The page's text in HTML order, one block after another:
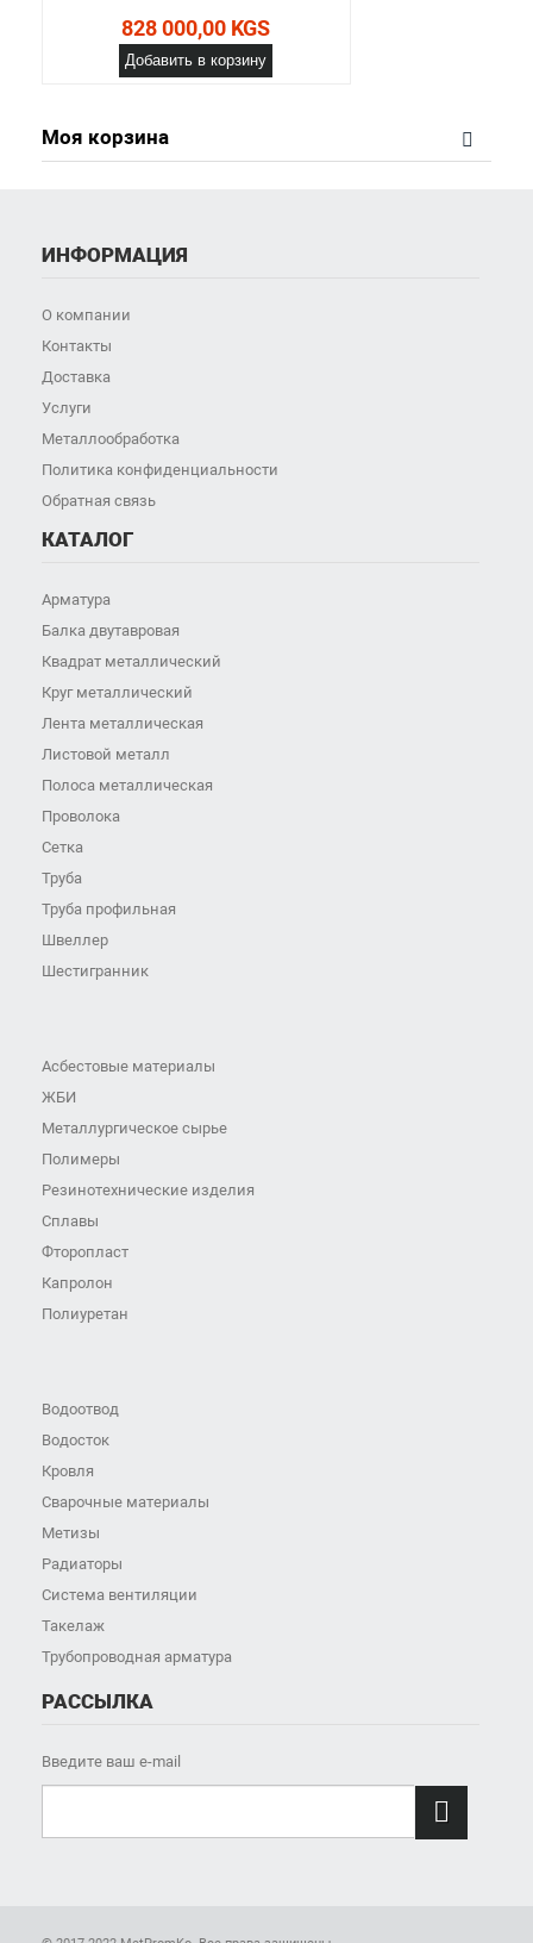
828 000,00 KGS
Добавить в корзину
Моя корзина
ИНФОРМАЦИЯ
О компании
Контакты
Доставка
Услуги
Металлообработка
Политика конфиденциальности
Обратная связь
КАТАЛОГ
Арматура
Балка двутавровая
Квадрат металлический
Круг металлический
Лента металлическая
Листовой металл
Полоса металлическая
Проволока
Сетка
Труба
Труба профильная
Швеллер
Шестигранник
Асбестовые материалы
ЖБИ
Металлургическое сырье
Полимеры
Резинотехнические изделия
Сплавы
Фторопласт
Капролон
Полиуретан
Водоотвод
Водосток
Кровля
Сварочные материалы
Метизы
Радиаторы
Система вентиляции
Такелаж
Трубопроводная арматура
РАССЫЛКА
Введите ваш e-mail
